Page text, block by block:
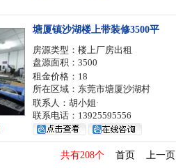
塘厦镇沙湖楼上带装修3500平
房源类型：楼上厂房出租
盘源面积：3500
租金价格：18
所在区域：东莞市塘厦沙湖村
联系人：胡小姐·
联系电话：13925595556
共有208个 首页 上一页